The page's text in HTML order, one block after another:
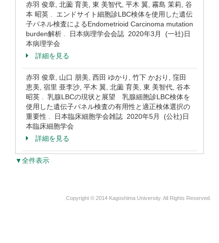
赤羽 俊章, 北薗 育美, 東 美智代, 平木 翼, 霧島 茉莉, 谷
本 昭英 . エンドサイト細胞診LBC検体を使用した遺伝
子パネル検査によるEndometrioid Carcinoma mutation
burden解析 . 日本病理学会会誌 2020年3月 (一社)日
本病理学会
詳細を見る
赤羽 俊章, 山口 朋美, 西田 ゆかり, 竹下 かおり, 窪田
恵美, 宿里 亜李沙, 平木 翼, 北薗 育美, 東 美智代, 谷本
昭英 . 乳腺LBCの現状と展望 乳腺細胞診LBC検体を
使用した遺伝子パネル検査の有用性と適正検体選択の
重要性 . 日本臨床細胞学会雑誌 2020年5月 (公社)日
本臨床細胞学会
詳細を見る
▼全件表示
Copyright © 2014 Kagoshima University. All Rights Reserved.